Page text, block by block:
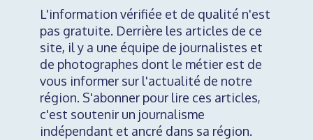
L'information vérifiée et de qualité n'est
pas gratuite. Derrière les articles de ce
site, il y a une équipe de journalistes et
de photographes dont le métier est de
vous informer sur l'actualité de notre
région. S'abonner pour lire ces articles,
c'est soutenir un journalisme
indépendant et ancré dans sa région.